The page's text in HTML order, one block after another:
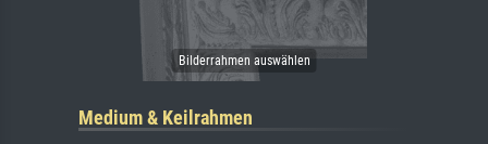
Medium & Keilrahmen